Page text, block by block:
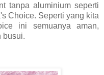
tanpa aluminium seperti
Choice. Seperti yang kita
ini semuanya aman,
busui.